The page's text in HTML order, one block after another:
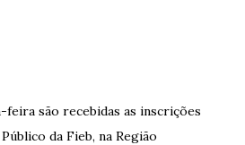
são recebidas as inscrições
da Fieb, na Região